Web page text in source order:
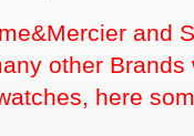
and
other
here